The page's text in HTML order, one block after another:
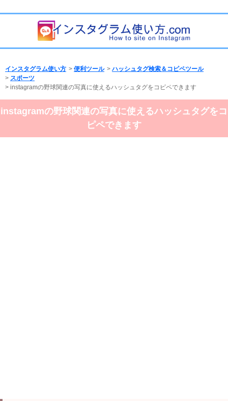
インスタグラム使い方 > 便利ツール >ハッシュタグ検索＆コピペツール
> スポーツ
> instagramの野球関連の写真に使えるハッシュタグをコピペできます
instagramの野球関連の写真に使えるハッシュタグをコ
ピペできます